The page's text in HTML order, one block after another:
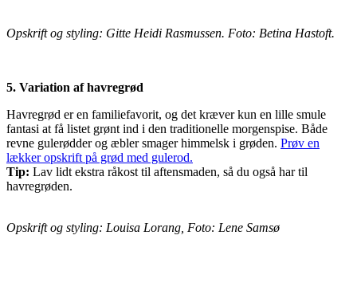
Opskrift og styling: Gitte Heidi Rasmussen. Foto: Betina Hastoft.
5. Variation af havregrød
Havregrød er en familiefavorit, og det kræver kun en lille smule
fantasi at få listet grønt ind i den traditionelle morgenspise. Både
revne gulerødder og æbler smager himmelsk i grøden. Prøv en
lækker opskrift på grød med gulerod.
Tip: Lav lidt ekstra råkost til aftensmaden, så du også har til
havregrøden.
Opskrift og styling: Louisa Lorang, Foto: Lene Samsø